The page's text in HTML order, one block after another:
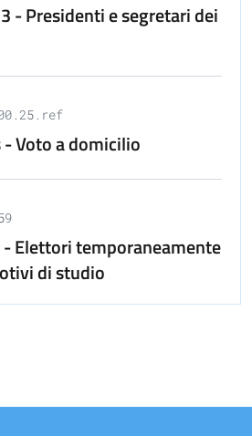
- Presidenti e segretari dei
Voto a domicilio
- Elettori temporaneamente
di studio